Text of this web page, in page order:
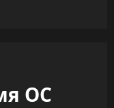
ОС